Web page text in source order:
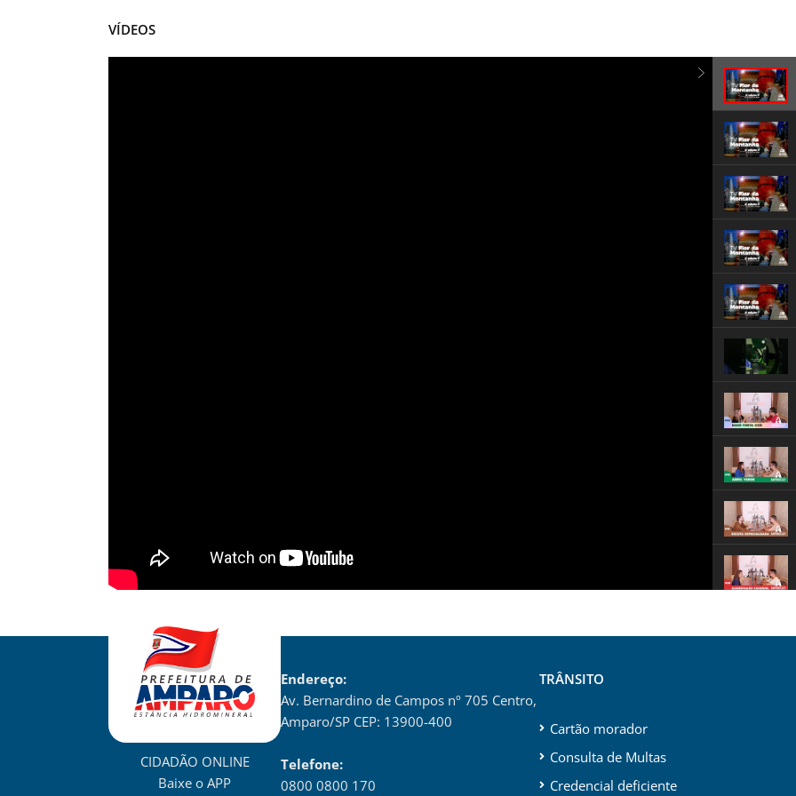
VÍDEOS
CIDADÃO ONLINE
Baixe o APP
Endereço:
Av. Bernardino de Campos nº 705 Centro,
Amparo/SP CEP: 13900-400
Telefone:
0800 0800 170
TRÂNSITO
Cartão morador
Consulta de Multas
Credencial deficiente